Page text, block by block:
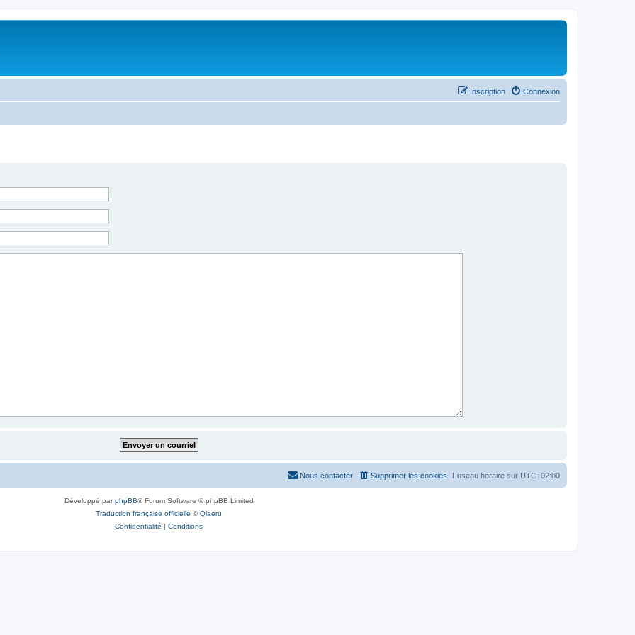
Connexion
Inscription
Fuseau horaire sur UTC+02:00
Supprimer les cookies
Nous contacter
Développé parphpBB® Forum Software © phpBB Limited
Traduction française officielle ©Qiaeru
Confidentialité | Conditions